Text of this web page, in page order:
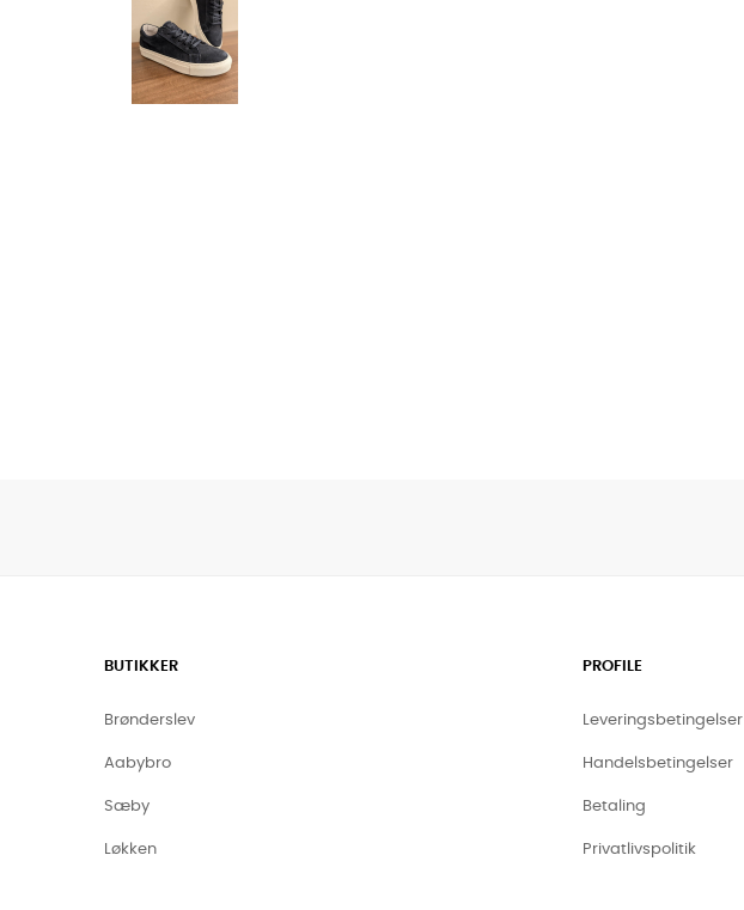
BUTIKKER
Brønderslev
Aabybro
Sæby
Løkken
PROFILE
Leveringsbetingelser
Handelsbetingelser
Betaling
Privatlivspolitik